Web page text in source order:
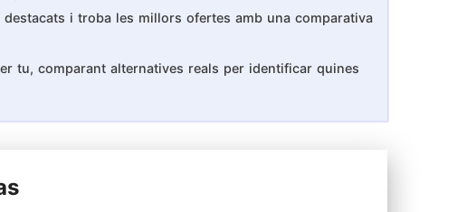
i troba les millors ofertes amb una comparativa
tu, comparant alternatives reals per identificar quines